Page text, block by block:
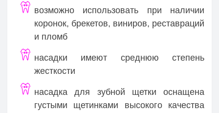
возможно использовать при наличии
коронок, брекетов, виниров, реставраций
и пломб
насадки имеют среднюю степень
жесткости
насадка для зубной щетки оснащена
густыми щетинками высокого качества